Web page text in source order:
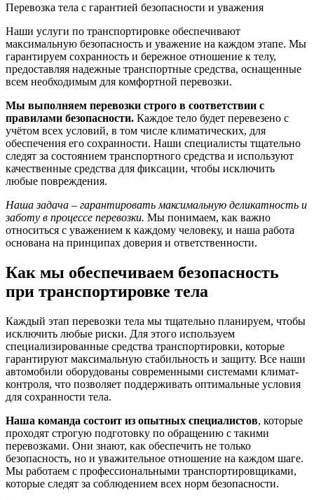
Перевозка тела с гарантией безопасности и уважения
Наши услуги по транспортировке обеспечивают
максимальную безопасность и уважение на каждом этапе. Мы
гарантируем сохранность и бережное отношение к телу,
предоставляя надежные транспортные средства, оснащенные
всем необходимым для комфортной перевозки.
Мы выполняем перевозки строго в соответствии с
правилами безопасности. Каждое тело будет перевезено с
учётом всех условий, в том числе климатических, для
обеспечения его сохранности. Наши специалисты тщательно
следят за состоянием транспортного средства и используют
качественные средства для фиксации, чтобы исключить
любые повреждения.
Наша задача – гарантировать максимальную деликатность и
заботу в процессе перевозки. Мы понимаем, как важно
относиться с уважением к каждому человеку, и наша работа
основана на принципах доверия и ответственности.
Как мы обеспечиваем безопасность
при транспортировке тела
Каждый этап перевозки тела мы тщательно планируем, чтобы
исключить любые риски. Для этого используем
специализированные средства транспортировки, которые
гарантируют максимальную стабильность и защиту. Все наши
автомобили оборудованы современными системами климат-
контроля, что позволяет поддерживать оптимальные условия
для сохранности тела.
Наша команда состоит из опытных специалистов, которые
проходят строгую подготовку по обращению с такими
перевозками. Они знают, как обеспечить не только
безопасность, но и уважительное отношение на каждом шаге.
Мы работаем с профессиональными транспортировщиками,
которые следят за соблюдением всех норм безопасности.